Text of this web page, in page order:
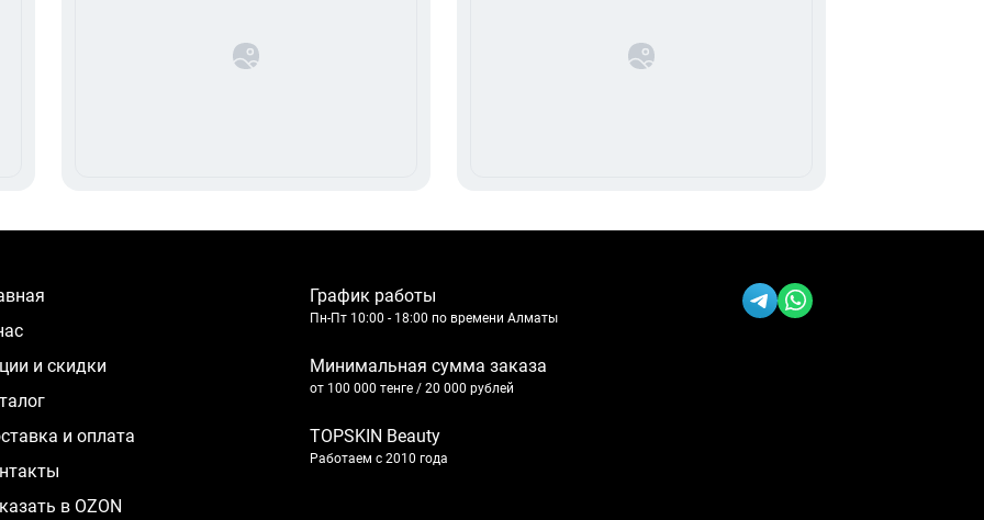
нас
и скидки
и оплата
в OZON
График работы
Пн-Пт 10:00 - 18:00 по времени Алматы
Минимальная сумма заказа
от 100 000 тенге / 20 000 рублей
TOPSKIN Beauty
Работаем с 2010 года